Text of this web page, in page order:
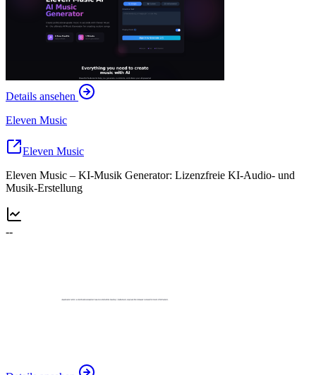
Details ansehen
Eleven Music
Eleven Music
Eleven Music – KI-Musik Generator: Lizenzfreie KI-Audio- und
Musik-Erstellung
--